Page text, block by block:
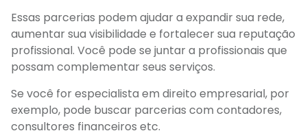
Essas parcerias podem ajudar a expandir sua rede,
aumentar sua visibilidade e fortalecer sua reputação
profissional. Você pode se juntar a profissionais que
possam complementar seus serviços.
Se você for especialista em direito empresarial, por
exemplo, pode buscar parcerias com contadores,
consultores financeiros etc.